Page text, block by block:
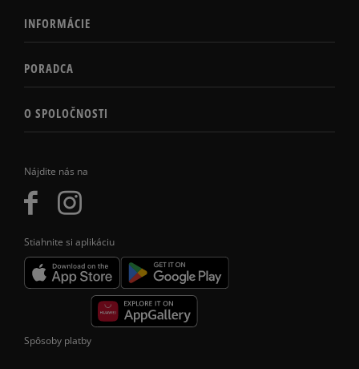
Nájdite nás na
Stiahnite si aplikáciu
INFORMÁCIE
PORADCA
O SPOLOČNOSTI
Spôsoby platby